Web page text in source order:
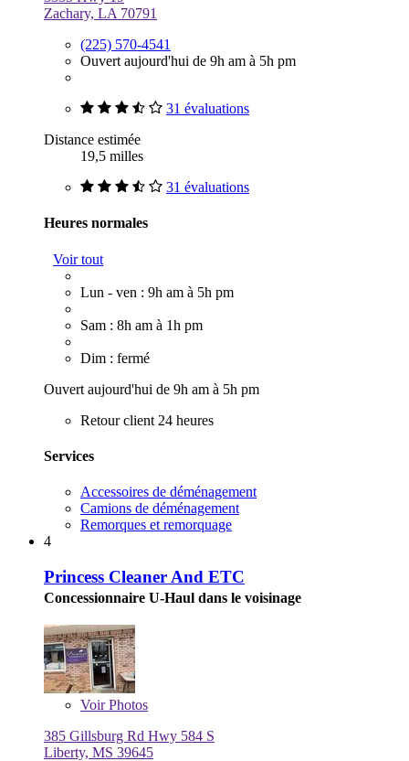
Zachary, LA 70791
(225) 570-4541
Ouvert aujourd'hui de 9h am à 5h pm
31 évaluations
Distance estimée
19,5 milles
31 évaluations
Heures normales
Voir tout
Lun - ven : 9h am à 5h pm
Sam : 8h am à 1h pm
Dim : fermé
Ouvert aujourd'hui de 9h am à 5h pm
Retour client 24 heures
Services
Accessoires de déménagement
Camions de déménagement
Remorques et remorquage
4
Princess Cleaner And ETC
Concessionnaire U-Haul dans le voisinage
VoirPhotos
385 Gillsburg Rd Hwy 584 S
Liberty, MS 39645